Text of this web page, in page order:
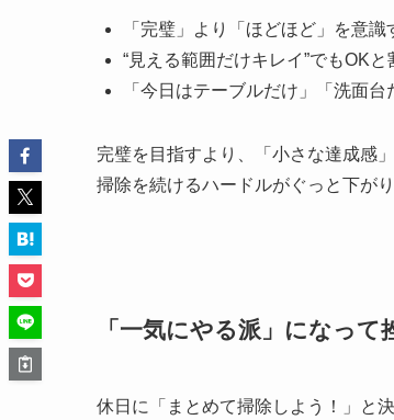
「完璧」より「ほどほど」を意識
“見える範囲だけキレイ”でもOKと
「今日はテーブルだけ」「洗面台
完璧を目指すより、「小さな達成感
掃除を続けるハードルがぐっと下がり
「一気にやる派」になって
休日に「まとめて掃除しよう！」と決